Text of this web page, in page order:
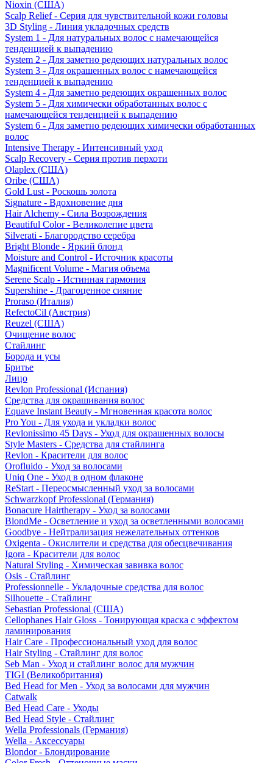
Nioxin (США)
Scalp Relief - Серия для чувствительной кожи головы
3D Styling - Линия укладочных средств
System 1 - Для натуральных волос с намечающейся
тенденцией к выпадению
System 2 - Для заметно редеющих натуральных волос
System 3 - Для окрашенных волос с намечающейся
тенденцией к выпадению
System 4 - Для заметно редеющих окрашенных волос
System 5 - Для химически обработанных волос с
намечающейся тенденцией к выпадению
System 6 - Для заметно редеющих химически обработанных
волос
Intensive Therapy - Интенсивный уход
Scalp Recovery - Серия против перхоти
Olaplex (США)
Oribe (США)
Gold Lust - Роскошь золота
Signature - Вдохновение дня
Hair Alchemy - Сила Возрождения
Beautiful Color - Великолепие цвета
Silverati - Благородство серебра
Bright Blonde - Яркий блонд
Moisture and Control - Источник красоты
Magnificent Volume - Магия объема
Serene Scalp - Истинная гармония
Supershine - Драгоценное сияние
Proraso (Италия)
RefectoCil (Австрия)
Reuzel (США)
Очищение волос
Стайлинг
Борода и усы
Бритье
Лицо
Revlon Professional (Испания)
Средства для окрашивания волос
Equave Instant Beauty - Мгновенная красота волос
Pro You - Для ухода и укладки волос
Revlonissimo 45 Days - Уход для окрашенных волосы
Style Masters - Средства для стайлинга
Revlon - Красители для волос
Orofluido - Уход за волосами
Uniq One - Уход в одном флаконе
ReStart - Переосмысленный уход за волосами
Schwarzkopf Professional (Германия)
Bonacure Hairtherapy - Уход за волосами
BlondMe - Осветление и уход за осветленными волосами
Goodbye - Нейтрализация нежелательных оттенков
Oxigenta - Окислители и средства для обесцвечивания
Igora - Красители для волос
Natural Styling - Химическая завивка волос
Osis - Стайлинг
Professionnelle - Укладочные средства для волос
Silhouette - Стайлинг
Sebastian Professional (США)
Cellophanes Hair Gloss - Тонирующая краска с эффектом
ламинирования
Hair Care - Профессиональный уход для волос
Hair Styling - Стайлинг для волос
Seb Man - Уход и стайлинг волос для мужчин
TIGI (Великобритания)
Bed Head for Men - Уход за волосами для мужчин
Catwalk
Bed Head Care - Уходы
Bed Head Style - Стайлинг
Wella Professionals (Германия)
Wella - Аксессуары
Blondor - Блондирование